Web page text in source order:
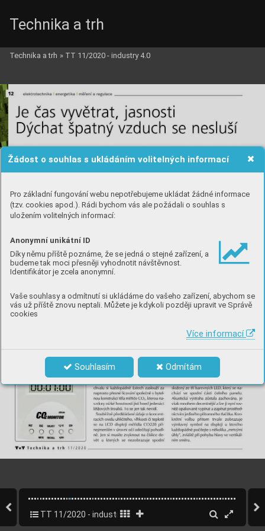
Žádost o souhlas s ukládáním volitelných informací
Pro základní fungování webu nepotřebujeme ukládat žádné informace
(tzv. cookies apod.). Rádi bychom vás ale požádali o souhlas s
uložením volitelných informací:
Anonymní unikátní ID
Díky němu příště poznáme, že se jedná o stejné zařízení, a
budeme tak moci přesněji vyhodnotit návštěvnost.
Identifikátor je zcela anonymní.
Vaše souhlasy a odmítnutí si ukládáme do vašeho zařízení, abychom se
vás už příště znovu neptali. Můžete je kdykoli později upravit ve Správě
cookies
Více informací
Souhlasím Odmítám
Technika a trh
Technika a trh » TT 11/2020 - industry 4.0
TT 11/2020 - industry 4.0 14